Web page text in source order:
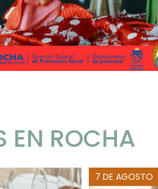
EN ROCHA
7 DE AGOSTO